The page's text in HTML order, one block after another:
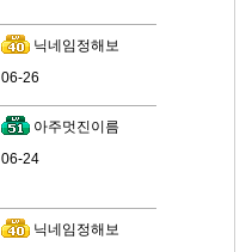
닉네임정해보
06-26
아주멋진이름
06-24
닉네임정해보